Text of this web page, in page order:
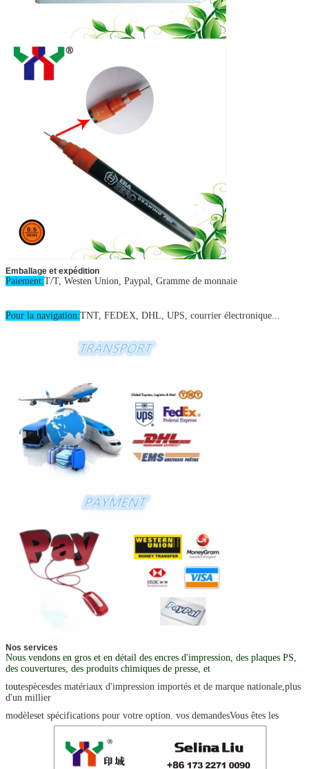
Emballage et expédition
Paiement:T/T, Westen Union, Paypal, Gramme de monnaie
Pour la navigation:TNT, FEDEX, DHL, UPS, courrier électronique...
Nos services
Nous vendons en gros et en détail des encres d'impression, des plaques PS,
des couvertures, des produits chimiques de presse, et
toutespècesdes matériaux d'impression importés et de marque nationale, plus
d'un millier
modèleset spécifications pour votre option. vos demandesVous êtes les